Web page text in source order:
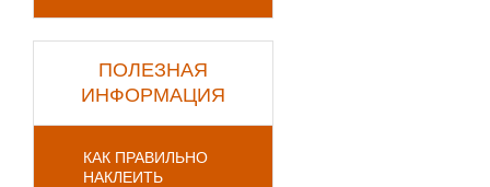
ПОЛЕЗНАЯ
ИНФОРМАЦИЯ
КАК ПРАВИЛЬНО
НАКЛЕИТЬ